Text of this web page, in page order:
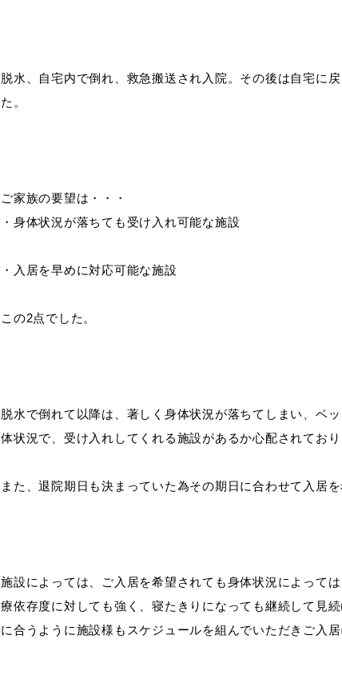
脱水、自宅内で倒れ、救急搬送され入院。その後は自宅に
た。
ご家族の要望は・・・
・身体状況が落ちても受け入れ可能な施設
・入居を早めに対応可能な施設
この2点でした。
脱水で倒れて以降は、著しく身体状況が落ちてしまい、ベ
体状況で、受け入れしてくれる施設があるか心配されており
また、退院期日も決まっていた為その期日に合わせて入居を
施設によっては、ご入居を希望されても身体状況によって
療依存度に対しても強く、寝たきりになっても継続して見
に合うように施設様もスケジュールを組んでいただきご入居